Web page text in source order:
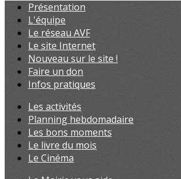
Présentation
L'équipe
Le réseau AVF
Le site Internet
Nouveau sur le site !
Faire un don
Infos pratiques
Les activités
Planning hebdomadaire
Les bons moments
Le livre du mois
Le Cinéma